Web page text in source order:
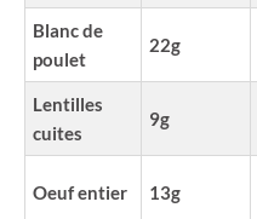
Blanc de
poulet
22g
Lentilles
cuites
9g
Oeuf entier 13g